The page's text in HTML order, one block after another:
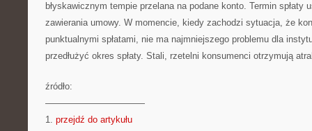
błyskawicznym tempie przelana na podane konto. Termin spłaty
zawierania umowy. W momencie, kiedy zachodzi sytuacja, że
punktualnymi spłatami, nie ma najmniejszego problemu dla
przedłużyć okres spłaty. Stali, rzetelni konsumenci otrzymują
źródło:
———————————
1. przejdź do artykułu